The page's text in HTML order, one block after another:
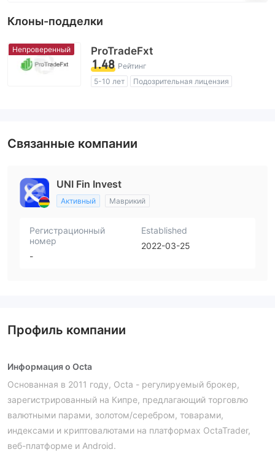
Клоны-подделки
Непроверенный ProTradeFxt
1.48 Рейтинг
5-10 лет
Подозрительная лицензия
Связанные компании
UNI Fin Invest
Активный Маврикий
Регистрационный
номер
-
Established
2022-03-25
Профиль компании
Информация о Octa
Основанная в 2011 году, Octa - регулируемый брокер,
зарегистрированный на Кипре, предлагающий торговлю
валютными парами, золотом/серебром, товарами,
индексами и криптовалютами на платформах OctaTrader,
веб-платформе и Android.